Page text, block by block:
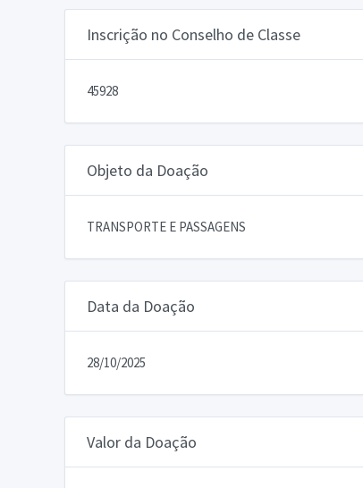
Inscrição no Conselho de Classe
45928
Objeto da Doação
TRANSPORTE E PASSAGENS
Data da Doação
28/10/2025
Valor da Doação